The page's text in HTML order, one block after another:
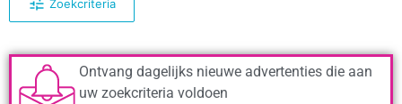
Zoekcriteria
Ontvang dagelijks nieuwe advertenties die aan
uw zoekcriteria voldoen